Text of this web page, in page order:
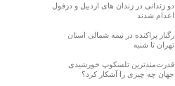
دو زندانی در زندان های اردبیل و دزفول
اعدام شدند
رگبار پراکنده در نیمه شمالی استان
تهران تا شنبه
قدرت‌مندترین تلسکوپ خورشیدی
جهان چه چیزی را آشکار کرد؟